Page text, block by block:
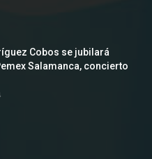
Cobos se jubilará
Salamanca, concierto